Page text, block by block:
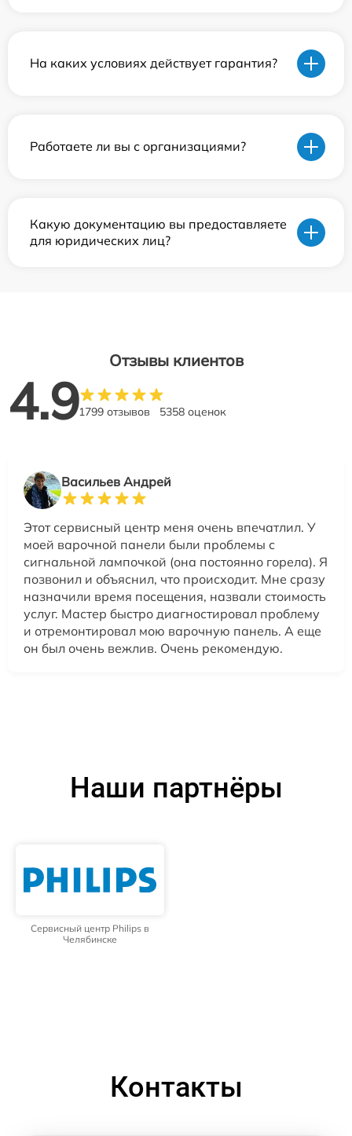
На каких условиях действует гарантия?
Работаете ли вы с организациями?
Какую документацию вы предоставляете
для юридических лиц?
Отзывы клиентов
4.91799 отзывов 5358 оценок
Васильев Андрей
Этот сервисный центр меня очень впечатлил. У
моей варочной панели были проблемы с
сигнальной лампочкой (она постоянно горела). Я
позвонил и объяснил, что происходит. Мне сразу
назначили время посещения, назвали стоимость
услуг. Мастер быстро диагностировал проблему
и отремонтировал мою варочную панель. А еще
он был очень вежлив. Очень рекомендую.
Наши партнёры
Сервисный центр Philips в
Челябинске
Контакты